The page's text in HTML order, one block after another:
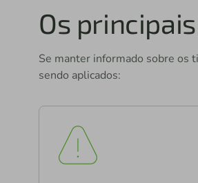
Os
Se manter informado sobre os
sendo aplicados: